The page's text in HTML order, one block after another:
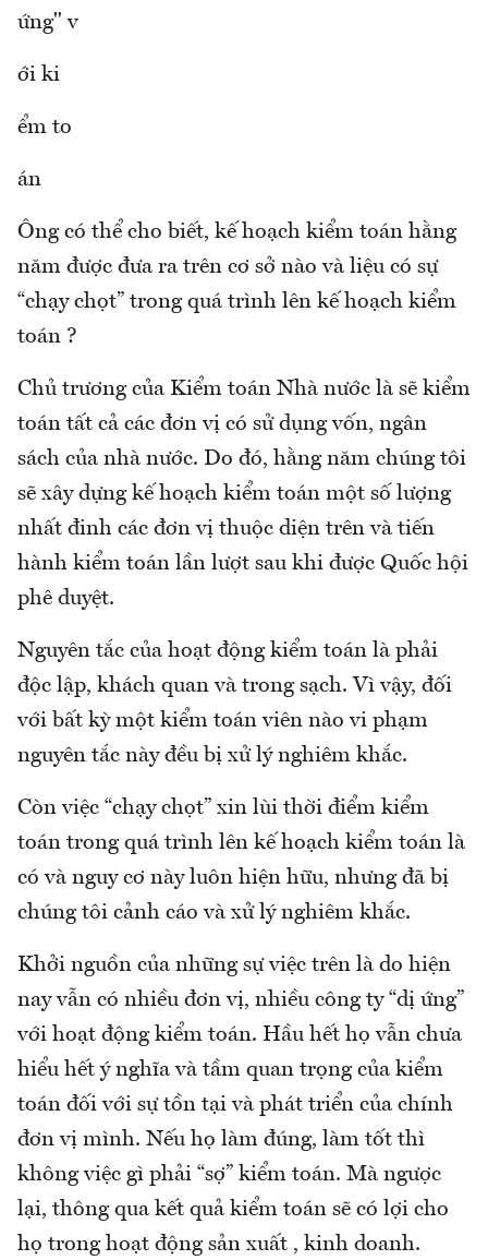
ứng" v
ới ki
ểm to
án
Ông có thể cho biết, kế hoạch kiểm toán hằng
năm được đưa ra trên cơ sở nào và liệu có sự
“chạy chọt” trong quá trình lên kế hoạch kiểm
toán ?
Chủ trương của Kiểm toán Nhà nước là sẽ kiểm
toán tất cả các đơn vị có sử dụng vốn, ngân
sách của nhà nước. Do đó, hằng năm chúng tôi
sẽ xây dựng kế hoạch kiểm toán một số lượng
nhất đinh các đơn vị thuộc diện trên và tiến
hành kiểm toán lần lượt sau khi được Quốc hội
phê duyệt.
Nguyên tắc của hoạt động kiểm toán là phải
độc lập, khách quan và trong sạch. Vì vậy, đối
với bất kỳ một kiểm toán viên nào vi phạm
nguyên tắc này đều bị xử lý nghiêm khắc.
Còn việc “chạy chọt” xin lùi thời điểm kiểm
toán trong quá trình lên kế hoạch kiểm toán là
có và nguy cơ này luôn hiện hữu, nhưng đã bị
chúng tôi cảnh cáo và xử lý nghiêm khắc.
Khởi nguồn của những sự việc trên là do hiện
nay vẫn có nhiều đơn vị, nhiều công ty “dị ứng”
với hoạt động kiểm toán. Hầu hết họ vẫn chưa
hiểu hết ý nghĩa và tầm quan trọng của kiểm
toán đối với sự tồn tại và phát triển của chính
đơn vị mình. Nếu họ làm đúng, làm tốt thì
không việc gì phải “sợ” kiểm toán. Mà ngược
lại, thông qua kết quả kiểm toán sẽ có lợi cho
họ trong hoạt động sản xuất , kinh doanh.